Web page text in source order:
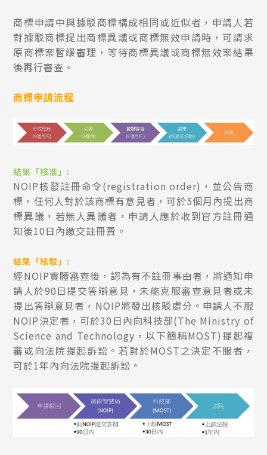
商標申請中與據駁商標構成相同或近似者，申請人若
對據駁商標提出商標異議或商標無效申請時，可請求
原商標案暫緩審理，等待商標異議或商標無效案結果
後再行審查。
商標申請流程
結果「核准」:
NOIP核發註冊命令(registration order)，並公告商
標，任何人對於該商標有意見者，可於5個月內提出商
標異議，若無人異議者，申請人應於收到官方註冊通
知後10日內繳交註冊費。
結果「核駁」:
經NOIP實體審查後，認為有不註冊事由者，將通知申
請人於90日提交答辯意見，未能克服審查意見者或未
提出答辯意見者，NOIP將發出核駁處分。申請人不服
NOIP決定者，可於30日內向科技部(The Ministry of
Science and Technology，以下簡稱MOST)提起複
審或向法院提起訴訟。若對於MOST之決定不服者，
可於1年內向法院提起訴訟。